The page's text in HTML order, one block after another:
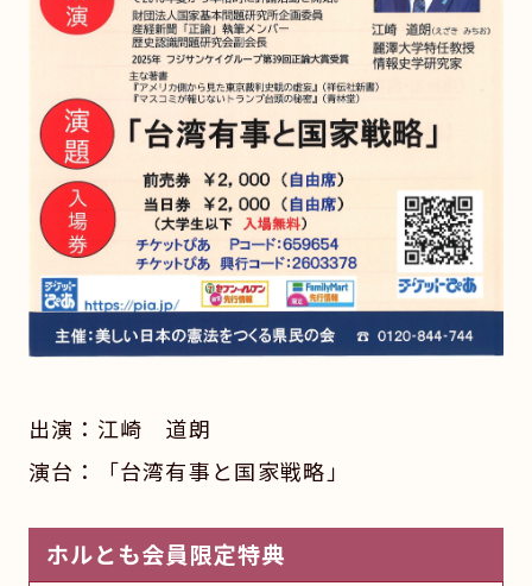
出演：江崎 道朗
演台：「台湾有事と国家戦略」
ホルとも会員限定特典